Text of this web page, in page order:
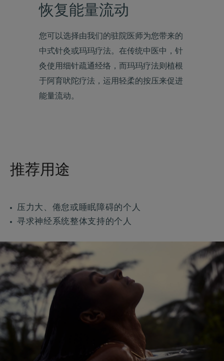
恢复能量流动
您可以选择由我们的驻院医师为您带来的
中式针灸或玛玛疗法。在传统中医中，针
灸使用细针疏通经络，而玛玛疗法则植根
于阿育吠陀疗法，运用轻柔的按压来促进
能量流动。
推荐用途
压力大、倦怠或睡眠障碍的个人
寻求神经系统整体支持的个人